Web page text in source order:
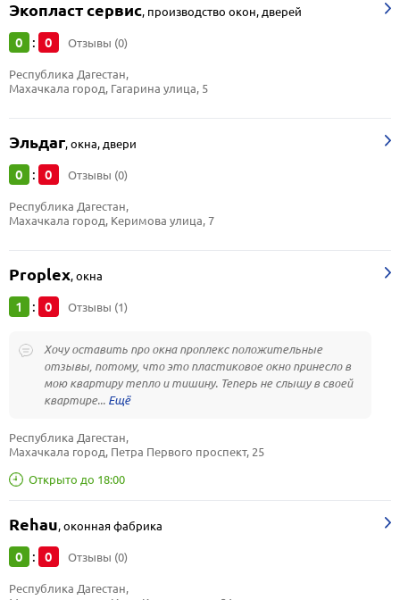
Экопласт сервис, производство окон, дверей
0 : 0 Отзывы (0)
Республика Дагестан,
Махачкала город, Гагарина улица, 5
Эльдаг,окна, двери
0 : 0 Отзывы (0)
Республика Дагестан,
Махачкала город, Керимова улица, 7
Proplex,окна
1 : 0 Отзывы (1)
Хочу оставить про окна проплекс положительные
отзывы, потому, что это пластиковое окно принесло в
мою квартиру тепло и тишину. Теперь не слышу в своей
квартире...
Открыто до 18:00
Республика Дагестан,
Махачкала город, Петра Первого проспект, 25
Rehau,оконная фабрика
0 : 0 Отзывы (0)
Республика Дагестан,